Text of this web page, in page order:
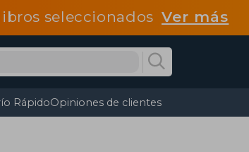
seleccionadosVer más
RápidoOpiniones de clientes